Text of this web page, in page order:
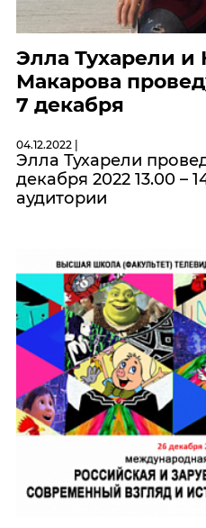
Элла Тухарели и
Макарова
7 декабря
04.12.2022 |
Элла Тухарели
декабря 2022 13.00 –
аудитории